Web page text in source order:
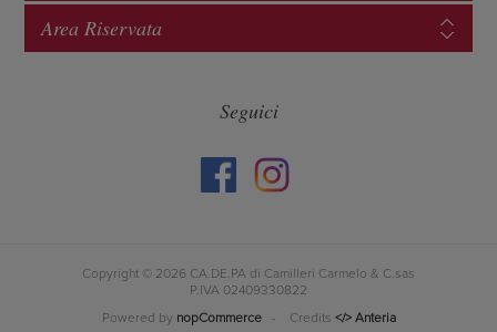
Area Riservata
Seguici
Copyright © 2026 CA.DE.PA di Camilleri Carmelo & C.sas
P.IVA 02409330822
Powered by nopCommerce- Credits </> Anteria